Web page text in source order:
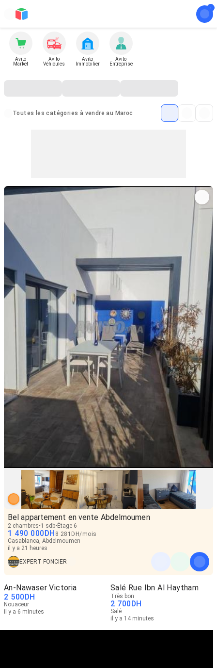
Avito
Market
Avito
Véhicules
Avito
Immobilier
Avito
Entreprise
Toutes les catégories à vendre au Maroc
Bel appartement en vente Abdelmoumen
2 chambres 1 sdb Étage 6
1 490 000DH 8 281 DH/mois
Casablanca, Abdelmoumen
il y a 21 heures
EXPERT FONCIER
An-Nawaser Victoria
2 500DH
Nouaceur
il y a 6 minutes
Salé Rue Ibn Al Haytham
Très bon
2 700DH
Salé
il y a 14 minutes